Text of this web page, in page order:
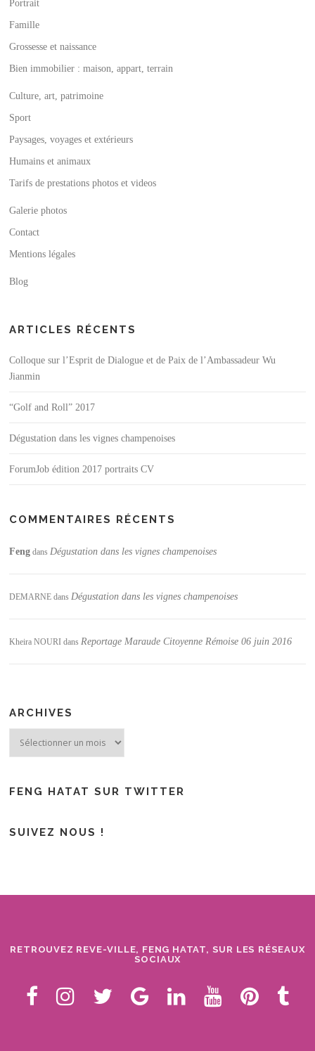
Portrait
Famille
Grossesse et naissance
Bien immobilier : maison, appart, terrain
Culture, art, patrimoine
Sport
Paysages, voyages et extérieurs
Humains et animaux
Tarifs de prestations photos et videos
Galerie photos
Contact
Mentions légales
Blog
ARTICLES RÉCENTS
Colloque sur l’Esprit de Dialogue et de Paix de l’Ambassadeur Wu
Jianmin
“Golf and Roll” 2017
Dégustation dans les vignes champenoises
ForumJob édition 2017 portraits CV
COMMENTAIRES RÉCENTS
Feng dansDégustation dans les vignes champenoises
DEMARNE dansDégustation dans les vignes champenoises
Kheira NOURI dansReportage Maraude Citoyenne Rémoise 06 juin 2016
ARCHIVES
FENG HATAT SUR TWITTER
SUIVEZ NOUS !
RETROUVEZ REVE-VILLE, FENG HATAT, SUR LES RÉSEAUX
SOCIAUX